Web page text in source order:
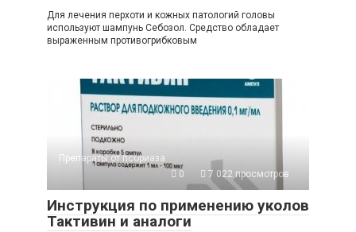
Для лечения перхоти и кожных патологий головы
используют шампунь Себозол. Средство обладает
выраженным противогрибковым
Препараты от псориаза
0
7 022 просмотров
Инструкция по применению уколов
Тактивин и аналоги